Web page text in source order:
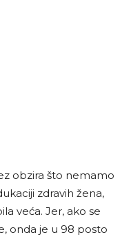
obzira što nemamo
zdravih žena,
veća. Jer, ako se
onda je u 98 posto